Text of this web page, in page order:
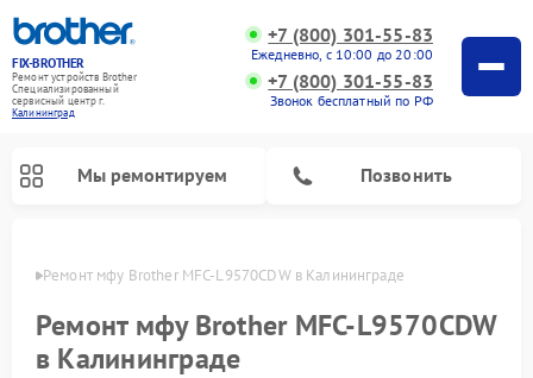
FIX-BROTHER
Ремонт устройств Brother
Специализированный
cервисный центр г.
Калининград
+7 (800) 301-55-83
Ежедневно, с 10:00 до 20:00
+7 (800) 301-55-83
Звонок бесплатный по РФ
Мы ремонтируем Позвонить
Ремонт мфу Brother MFC-L9570CDW в Калининграде
Ремонт мфу Brother MFC-L9570CDW
в Калининграде